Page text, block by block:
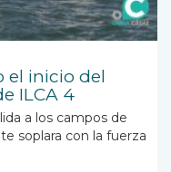
el inicio del
ILCA 4
a los campos de
soplara con la fuerza